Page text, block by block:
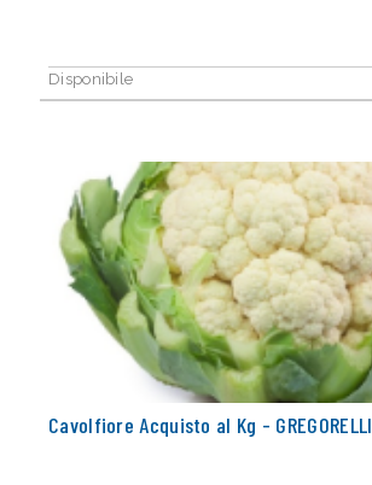
Disponibile
Cavolfiore Acquisto al Kg - GREGORELLI